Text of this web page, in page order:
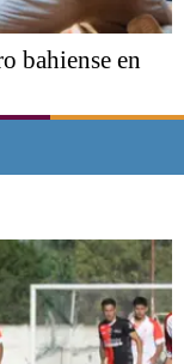
bahiense en